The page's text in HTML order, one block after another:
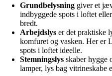
Grundbelysning giver et
indbyggede spots i loftet
bredt.
Arbejdslys er det praktiske
komfuret og vasken. Her er
spots i loftet ideelle.
Stemningslys skaber hygge
lamper, lys bag vitrineskabe